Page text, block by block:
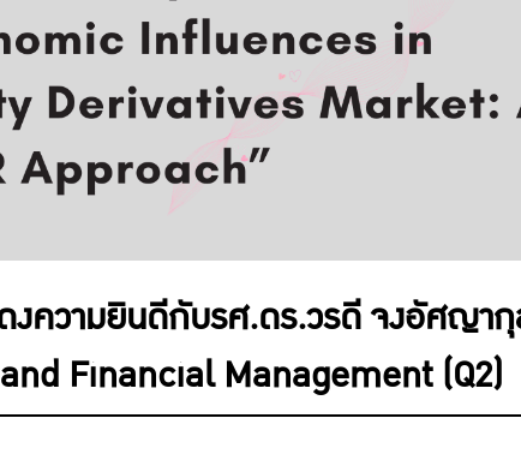
งความยินดีกับรศ.ดร.วรดี จงอัศญา
Financial Management (Q2)